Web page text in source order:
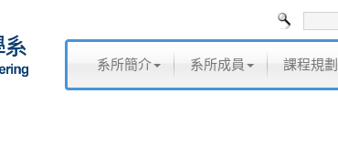
系所簡介 系所成員 課程規劃